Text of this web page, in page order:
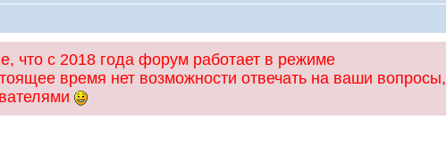
что с 2018 года форум работает в режиме
время нет возможности отвечать на ваши вопросы,